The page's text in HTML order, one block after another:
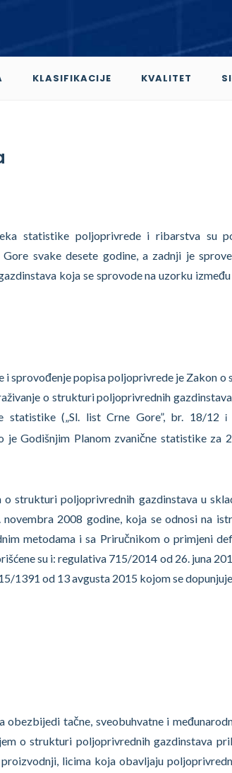
KLASIFIKACIJE KVALITET
statistike poljoprivrede i ribarstva su
svake desete godine, a zadnji je
koja se sprovode na uzorku
i sprovođenje popisa poljoprivrede je Zakon
o strukturi poljoprivrednih
statistike („Sl. list Crne Gore”, br. 18/12
i
Godišnjim Planom zvanične statistike za
o strukturi poljoprivrednih gazdinstava u
2008 godine, koja se odnosi na
metodama i sa Priručnikom o primjeni
su i: regulativa 715/2014 od 26. juna
1391 od 13 avgusta 2015 kojom se
tačne, sveobuhvatne i
o strukturi poljoprivrednih gazdinstava
licima koja obavljaju